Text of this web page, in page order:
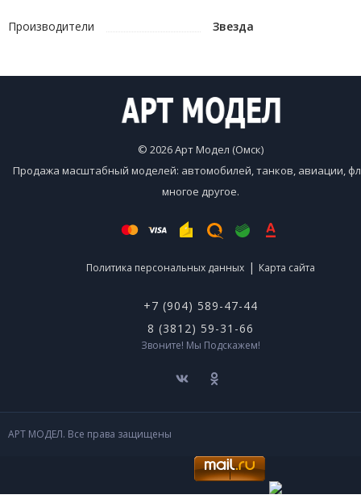
Производители Звезда
© 2026 Арт Модел (Омск)
Продажа масштабный моделей: автомобилей, танков, авиации,
многое другое.
Политика персональных данных | Карта сайта
+7 (904) 589-47-44
8 (3812) 59-31-66
Звоните! Мы Подскажем!
АРТ МОДЕЛ. Все права защищены